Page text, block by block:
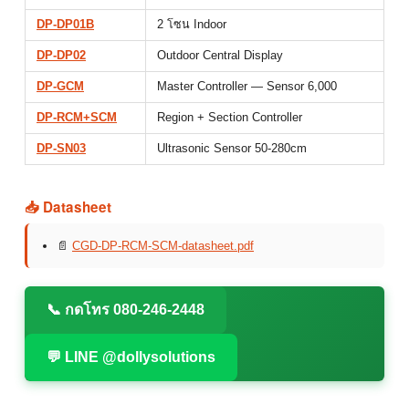
DP-DP01B 2 โซน Indoor
DP-DP02 Outdoor Central Display
DP-GCM Master Controller — Sensor 6,000
DP-RCM+SCM Region + Section Controller
DP-SN03 Ultrasonic Sensor 50-280cm
📥 Datasheet
📄 CGD-DP-RCM-SCM-datasheet.pdf
📞 กดโทร 080-246-2448
💬 LINE @dollysolutions